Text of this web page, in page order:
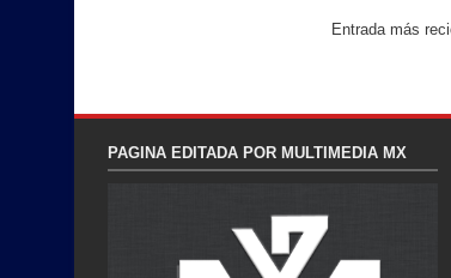
Entrada más
PAGINA EDITADA POR MULTIMEDIA MX